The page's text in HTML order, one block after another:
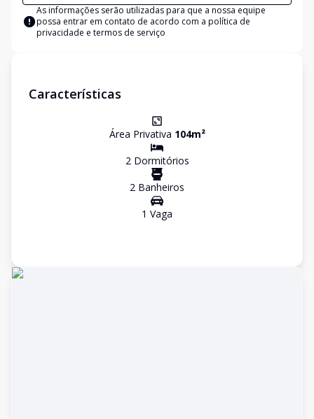
As informações serão utilizadas para que a nossa equipe
possa entrar em contato de acordo com a política de
privacidade e termos de serviço
Características
Área Privativa 104m²
2Dormitórios
2 Banheiros
1 Vaga